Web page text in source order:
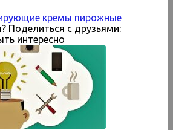
кремы пирожные
Поделиться с друзьями:
интересно